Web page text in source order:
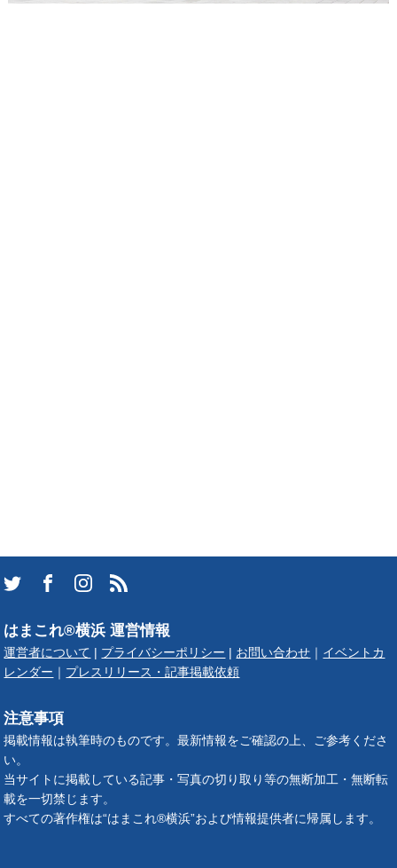
はまこれ®横浜 運営情報
運営者について プライバシーポリシー お問い合わせ
イベントカ
レンダー
プレスリリース・記事掲載依頼
注意事項
掲載情報は執筆時のものです。最新情報をご確認の上、ご参考くださ
い。
当サイトに掲載している記事・写真の切り取り等の無断加工・無断転
載を一切禁じます。
すべての著作権は“はまこれ®横浜”および情報提供者に帰属します。